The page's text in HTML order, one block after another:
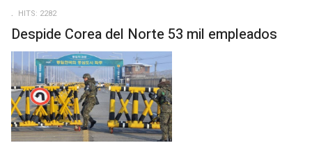
HITS: 2282
Despide Corea del Norte 53 mil empleados